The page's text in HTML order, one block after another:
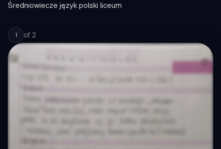
Średniowiecze język polski liceum
1 of 2